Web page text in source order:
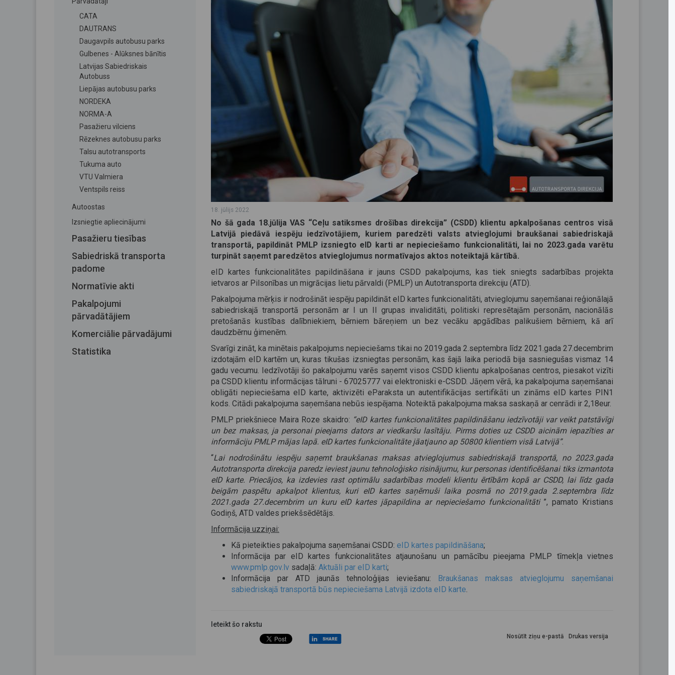
CATA
DAUTRANS
Daugavpils autobusu parks
Gulbenes - Alūksnes bānītis
Latvijas Sabiedriskais
Autobuss
Liepājas autobusu parks
NORDEKA
NORMA-A
Pasažieru vilciens
Rēzeknes autobusu parks
Talsu autotransports
Tukuma auto
VTU Valmiera
Ventspils reiss
Autoostas
Izsniegtie apliecinājumi
Pasažieru tiesības
Sabiedriskā transporta
padome
Normatīvie akti
Pakalpojumi
pārvadātājiem
Komerciālie pārvadājumi
Statistika
18. jūlijs 2022
No šā gada 18.jūlija VAS “Ceļu satiksmes drošības direkcija” (CSDD) klientu apkalpošanas centros visā
Latvijā piedāvā iespēju iedzīvotājiem, kuriem paredzēti valsts atvieglojumi braukšanai sabiedriskajā
transportā, papildināt PMLP izsniegto eID karti ar nepieciešamo funkcionalitāti, lai no 2023.gada varētu
turpināt saņemt paredzētos atvieglojumus normatīvajos aktos noteiktajā kārtībā.
eID kartes funkcionalitātes papildināšana ir jauns CSDD pakalpojums, kas tiek sniegts sadarbības projekta
ietvaros ar Pilsonības un migrācijas lietu pārvaldi (PMLP) un Autotransporta direkciju (ATD).
Pakalpojuma mērķis ir nodrošināt iespēju papildināt eID kartes funkcionalitāti, atvieglojumu saņemšanai reģionālajā
sabiedriskajā transportā personām ar I un II grupas invaliditāti, politiski represētajām personām, nacionālās
pretošanās kustības dalībniekiem, bērniem bāreņiem un bez vecāku apgādības palikušiem bērniem, kā arī
daudzbērnu ģimenēm.
Svarīgi zināt, ka minētais pakalpojums nepieciešams tikai no 2019.gada 2.septembra līdz 2021.gada 27.decembrim
izdotajām eID kartēm un, kuras tikušas izsniegtas personām, kas šajā laika periodā bija sasniegušas vismaz 14
gadu vecumu. Iedzīvotāji šo pakalpojumu varēs saņemt visos CSDD klientu apkalpošanas centros, piesakot vizīti
pa CSDD klientu informācijas tālruni - 67025777 vai elektroniski e-CSDD. Jāņem vērā, ka pakalpojuma saņemšanai
obligāti nepieciešama eID karte, aktivizēti eParaksta un autentifikācijas sertifikāti un zināms eID kartes PIN1
kods. Citādi pakalpojuma saņemšana nebūs iespējama. Noteiktā pakalpojuma maksa saskaņā ar cenrādi ir 2,18eur.
PMLP priekšniece Maira Roze skaidro: “eID kartes funkcionalitātes papildināšanu iedzīvotāji var veikt patstāvīgi
un bez maksas, ja personai pieejams dators ar viedkaršu lasītāju. Pirms doties uz CSDD aicinām iepazīties ar
informāciju PMLP mājas lapā. eID kartes funkcionalitāte jāatjauno ap 50800 klientiem visā Latvijā”.
“Lai nodrošinātu iespēju saņemt braukšanas maksas atvieglojumus sabiedriskajā transportā, no 2023.gada
Autotransporta direkcija paredz ieviest jaunu tehnoloģisko risinājumu, kur personas identificēšanai tiks izmantota
eID karte. Priecājos, ka izdevies rast optimālu sadarbības modeli klientu ērtībām kopā ar CSDD, lai līdz gada
beigām paspētu apkalpot klientus, kuri eID kartes saņēmuši laika posmā no 2019.gada 2.septembra līdz
2021.gada 27.decembrim un kuru eID kartes jāpapildina ar nepieciešamo funkcionalitāti ”, pamato Kristians
Godiņš, ATD valdes priekšsēdētājs.
Informācija uzziņai:
Kā pieteikties pakalpojuma saņemšanai CSDD: eID kartes papildināšana;
Informācija par eID kartes funkcionalitātes atjaunošanu un pamācību pieejama PMLP tīmekļa vietnes
www.pmlp.gov.lv sadaļā: Aktuāli par eID karti;
Informācija par ATD jaunās tehnoloģijas ieviešanu: Braukšanas maksas atvieglojumu saņemšanai
sabiedriskajā transportā būs nepieciešama Latvijā izdota eID karte.
Ieteikt šo rakstu
Drukas versija
Nosūtīt ziņu e-pastā